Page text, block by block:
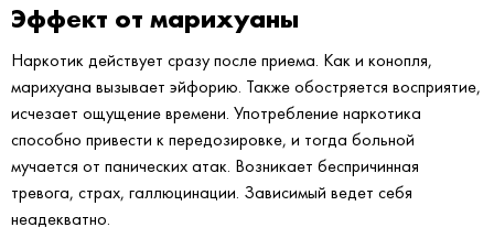
Эффект от марихуаны
Наркотик действует сразу после приема. Как и конопля,
марихуана вызывает эйфорию. Также обостряется восприятие,
исчезает ощущение времени. Употребление наркотика
способно привести к передозировке, и тогда больной
мучается от панических атак. Возникает беспричинная
тревога, страх, галлюцинации. Зависимый ведет себя
неадекватно.